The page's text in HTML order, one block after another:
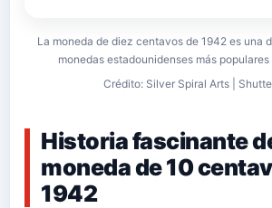
La moneda de diez centavos de 1942 es una
monedas estadounidenses más
Crédito: Silver Spiral Arts |
Historia fascinante
moneda de 10
1942